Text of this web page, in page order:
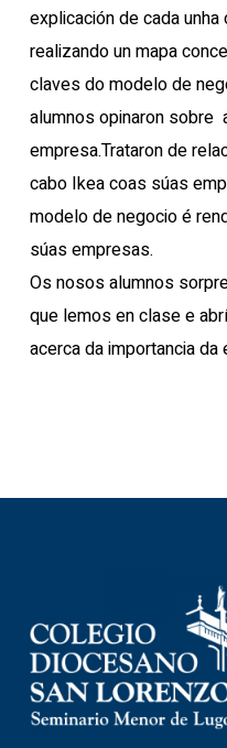
explicación de cada
realizandoun mapa
claves do modelo de
alumnos opinaron sobre
empresa.Trataron de
cabo Ikea coas súas
modelo de negocio é
súas empresas.
Os nosos alumnos
que lemos en clase e
acerca da importancia